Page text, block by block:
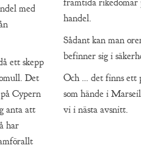
med
ett skepp
Det
Cypern
anta att
har
framtida rikedomar
handel.
Sådant kan man
befinner sig i
Och … det finns ett
som hände i
vi i nästa avsnitt.